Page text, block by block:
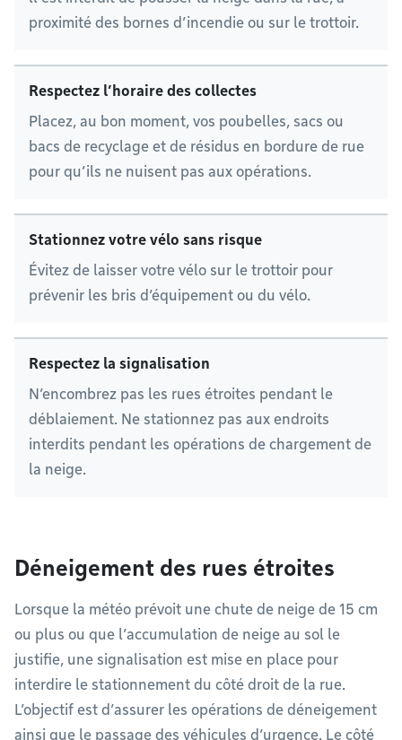
proximité des bornes d’incendie ou sur le trottoir.
Respectez l’horaire des collectes
Placez, au bon moment, vos poubelles, sacs ou
bacs de recyclage et de résidus en bordure de rue
pour qu’ils ne nuisent pas aux opérations.
Stationnez votre vélo sans risque
Évitez de laisser votre vélo sur le trottoir pour
prévenir les bris d’équipement ou du vélo.
Respectez la signalisation
N’encombrez pas les rues étroites pendant le
déblaiement. Ne stationnez pas aux endroits
interdits pendant les opérations de chargement de
la neige.
Déneigement des rues étroites
Lorsque la météo prévoit une chute de neige de 15 cm
ou plus ou que l’accumulation de neige au sol le
justifie, une signalisation est mise en place pour
interdire le stationnement du côté droit de la rue.
L’objectif est d’assurer les opérations de déneigement
ainsi que le passage des véhicules d’urgence. Le côté